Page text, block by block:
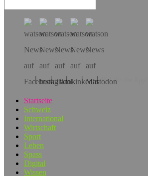
Hol dir die App!
Startseite
Schweiz
International
Wirtschaft
Sport
Leben
Spass
Digital
Wissen